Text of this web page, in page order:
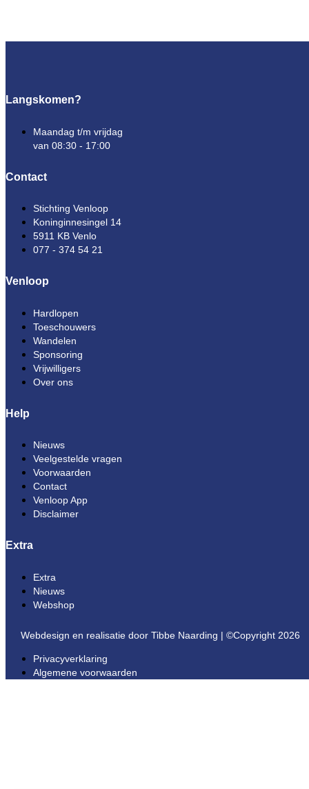
Langskomen?
Maandag t/m vrijdag
van 08:30 - 17:00
Contact
Stichting Venloop
Koninginnesingel 14
5911 KB Venlo
077 - 374 54 21
Venloop
Hardlopen
Toeschouwers
Wandelen
Sponsoring
Vrijwilligers
Over ons
Help
Nieuws
Veelgestelde vragen
Voorwaarden
Contact
Venloop App
Disclaimer
Extra
Extra
Nieuws
Webshop
Webdesign en realisatie door Tibbe Naarding | ©Copyright 2026
Privacyverklaring
Algemene voorwaarden